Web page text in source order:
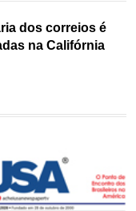
dos correios é
na Califórnia